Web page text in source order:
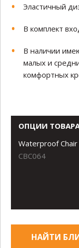
Эластичный
В комплект
В наличии
малых и
комфортных
ОПЦИИ
Waterproof
CBC064
НАЙТИ